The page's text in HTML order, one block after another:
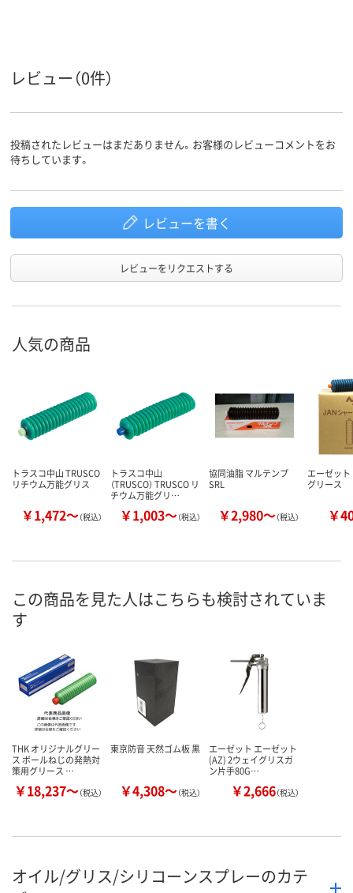
レビュー（0件）
投稿されたレビューはまだありません。お客様のレビューコメントをお
待ちしています。
レビューを書く
レビューをリクエストする
人気の商品
トラスコ中山 TRUSCO
リチウム万能グリス
￥1,472～（税込）
トラスコ中山
（TRUSCO） TRUSCO リ
チウム万能グリ…
￥1,003～（税込）
協同油脂 マルテンプ
SRL
￥2,980～（税込）
エーゼッ
グリース
￥
この商品を見た人はこちらも検討されていま
す
THK オリジナルグリー
ス ボールねじの発熱対
策用グリース …
￥18,237～（税込）
東京防音 天然ゴム板 黒
￥4,308～（税込）
エーゼット エーゼット
(AZ) 2ウェイグリスガ
ン片手80G…
￥2,666（税込）
オイル/グリス/シリコーンスプレーのカテ